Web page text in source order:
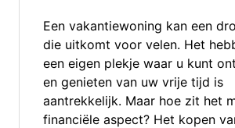
Een vakantiewoning kan een
die uitkomt voor velen. Het
een eigen plekje waar u kunt
en genieten van uw vrije tijd is
aantrekkelijk. Maar hoe zit het
financiële aspect? Het kopen